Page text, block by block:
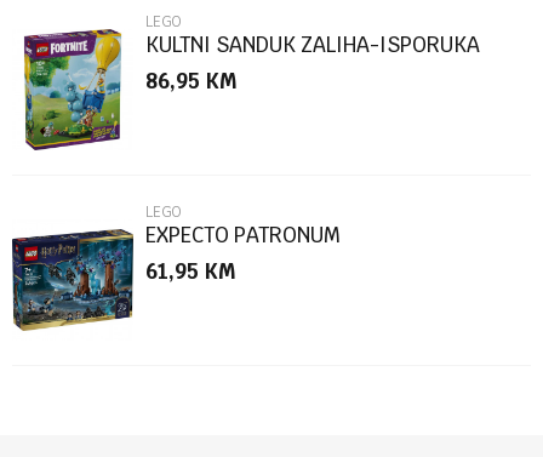
POŠALJI
LEGO
KULTNI SANDUK ZALIHA-ISPORUKA
86,95 KM
LEGO
EXPECTO PATRONUM
61,95 KM